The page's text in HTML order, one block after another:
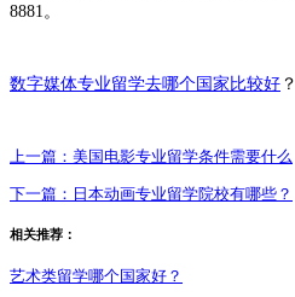
8881。
数字媒体专业留学去哪个国家比较好 ？
上一篇： 美国电影专业留学条件需要什么
下一篇： 日本动画专业留学院校有哪些？
相关推荐：
艺术类留学哪个国家好？